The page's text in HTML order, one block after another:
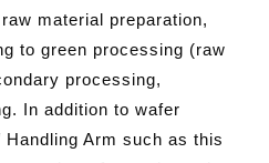
material preparation,
to green processing (raw
processing,
In addition to wafer
Arm such as this